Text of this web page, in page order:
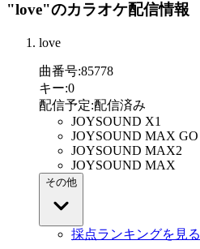
"love"のカラオケ配信情報
love
曲番号:85778
キー:0
配信予定:配信済み
JOYSOUND X1
JOYSOUND MAX GO
JOYSOUND MAX2
JOYSOUND MAX
その他
採点ランキングを見る